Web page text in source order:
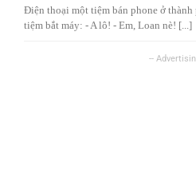
Điện thoại một tiệm bán phone ở
tiệm bắt máy: - A lô! - Em, Loan nè! [...]